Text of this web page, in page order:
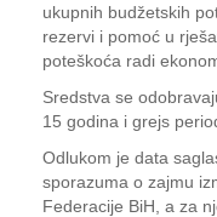
ukupnih budžetskih
rezervi i pomoć u
poteškoća radi
Sredstva se
15 godina i grejs
Odlukom je data
sporazuma o zajmu
Federacije BiH, a za